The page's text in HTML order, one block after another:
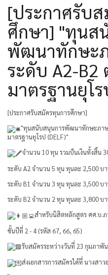
[ประกาศรับ
ศึกษา] "ทุนส
พัฒนาทักษะภ
ระดับ A2-B2
มาตรฐานยุโ
[ประกาศรับสมัครทุนการศึกษา]
"ทุนสนับสนุนการพัฒนาทักษะภาษ
มาตรฐานยุโรป (DELF)"
จำนวน 10 ทุน รวมป็นเงินทั้งสิ้น
ระดับ A2 จำนวน 5 ทุน ทุนละ 2,500 บ
ระดับ B1 จำนวน 3 ทุน ทุนละ 3,500 บ
ระดับ B2 จำนวน 2 ทุน ทุนละ 3,800 บ
สำหรับนิสิตหลักสูตร ศศ.บ.
ชั้นปีที่ 2 - 4 (รหัส 67, 66, 65)
รับสมัครระหว่างวันที่ 23 กุมภาพั
ส่งเอกสารการสมัครได้ที่ นางสา